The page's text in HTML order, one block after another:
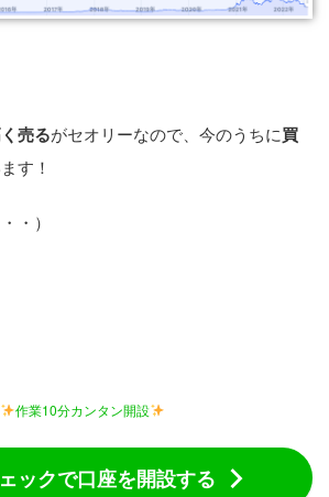
売るがセオリーなので、今のうちに買
す！
・）
作業10分カンタン開設
ックで口座を開設する